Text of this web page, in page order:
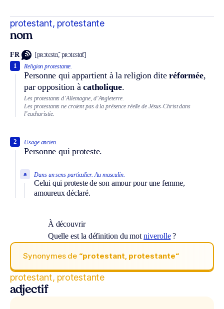
protestant, protestante
nom
FR [pʀɔtɛstɑ̃, pʀɔtɛstɑ̃t]
Religion protestante.
Personne qui appartient à la religion diteréformée,
par opposition àcatholique.
1
Les protestants d’Allemagne, d’Angleterre.
Les protestants ne croient pas à la présence réelle de Jésus-Christ dans
l’eucharistie.
Usage ancien.
Personne qui proteste.
2
Dans un sens particulier. Au masculin.
Celui qui proteste de son amour pour une femme,
amoureux déclaré.
a
À découvrir
Quelle est la définition du motniverolle?
Synonymes de “protestant, protestante“
protestant, protestante
adjectif